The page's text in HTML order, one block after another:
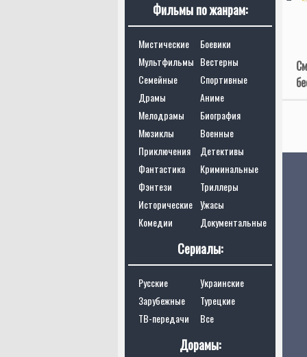
Фильмы по жанрам:
Мистические
Боевики
Мультфильмы Вестерны
Семейные
Спортивные
Драмы
Аниме
Мелодрамы
Биография
Мюзиклы
Военные
Приключения
Детективы
Фантастика
Криминальные
Фэнтези
Триллеры
Исторические Ужасы
Комедии
Документальные
Сериалы:
Русские
Украинские
Зарубежные
Турецкие
ТВ-передачи
Все
Дорамы: